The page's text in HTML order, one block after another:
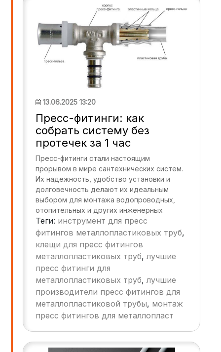
13.06.2025 13:20
Пресс-фитинги: как
собрать систему без
протечек за 1 час
Пресс-фитинги стали настоящим
прорывом в мире сантехнических систем.
Их надежность, удобство установки и
долговечность делают их идеальным
выбором для монтажа водопроводных,
отопительных и других инженерных
систем. В этой статье мы расскажем, как
собрать систему с пресс-фитингами без
протечек всего за час, а также дадим
практические советы на каждом этапе.
Теги: инструмент для пресс
фитингов металлопластиковых труб,
клещи для пресс фитингов
металлопластиковых труб,лучшие
пресс фитинги для
металлопластиковых труб,лучшие
производители пресс фитингов для
металлопластиковой трубы, монтаж
пресс фитингов для металлопласт